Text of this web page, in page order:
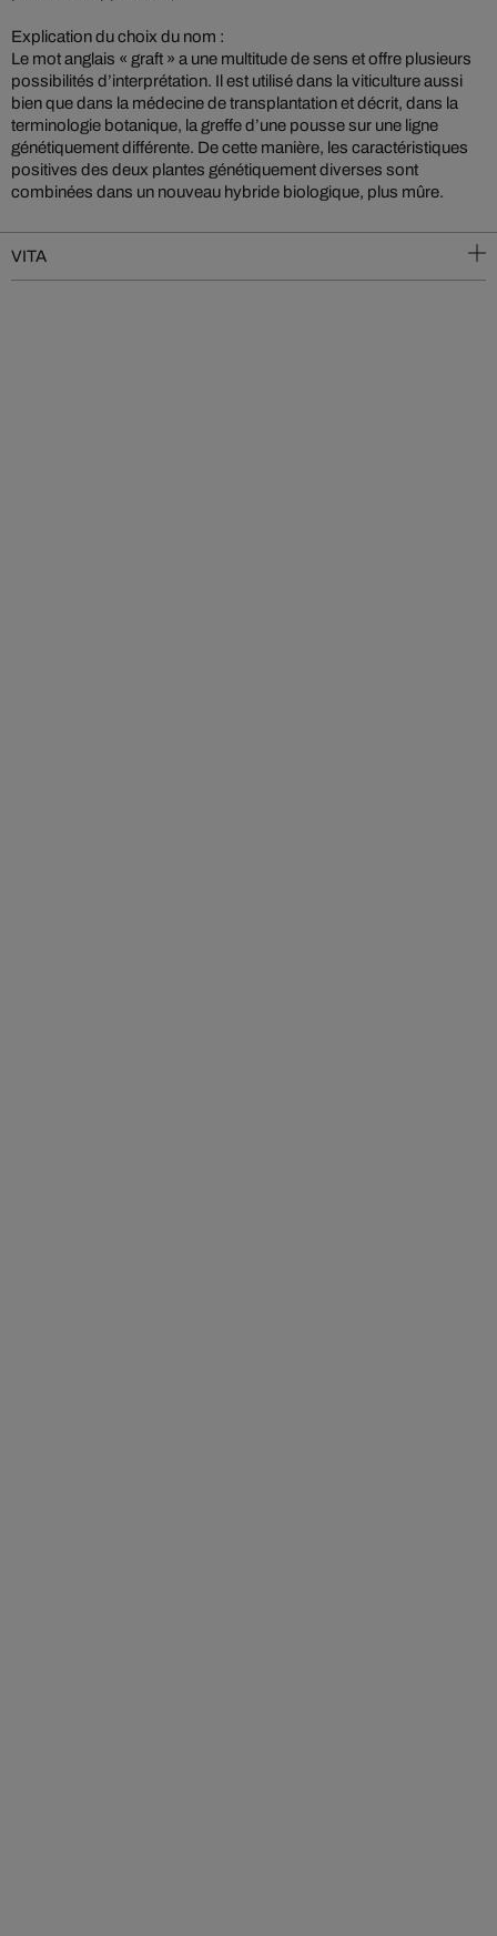
Explication du choix du nom :
Le mot anglais « graft » a une multitude de sens et offre plusieurs
possibilités d’interprétation. Il est utilisé dans la viticulture aussi
bien que dans la médecine de transplantation et décrit, dans la
terminologie botanique, la greffe d’une pousse sur une ligne
génétiquement différente. De cette manière, les caractéristiques
positives des deux plantes génétiquement diverses sont
combinées dans un nouveau hybride biologique, plus mûre.
VITA